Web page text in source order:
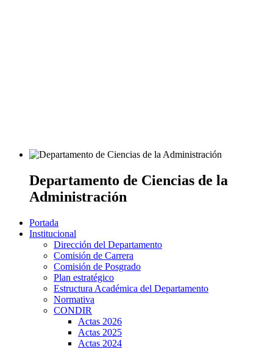
Departamento de Ciencias de la
Administración
Portada
Institucional
Dirección del Departamento
Comisión de Carrera
Comisión de Posgrado
Plan estratégico
Estructura Académica del Departamento
Normativa
CONDIR
Actas 2026
Actas 2025
Actas 2024